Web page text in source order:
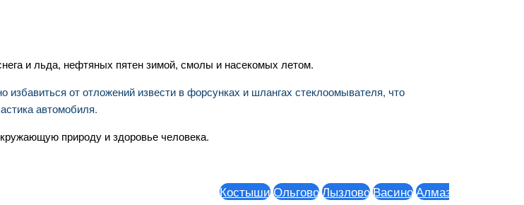
и льда, нефтяных пятен зимой, смолы и насекомых летом.
от отложений извести в форсунках и шлангах стеклоомывателя, что
автомобиля.
природу и здоровье человека.
КостышиОльговоЛызловоВасиноАлмазовоГорки